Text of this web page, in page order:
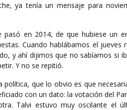
ya tenía un mensaje para
en 2014, de que hubiese un
Cuando hablábamos el jueves
y ahí dijimos que no sabíamos si
Y no se repitió.
que lo obvio es que
con un dato: la votación del
Talvi estuvo muy oscilante el